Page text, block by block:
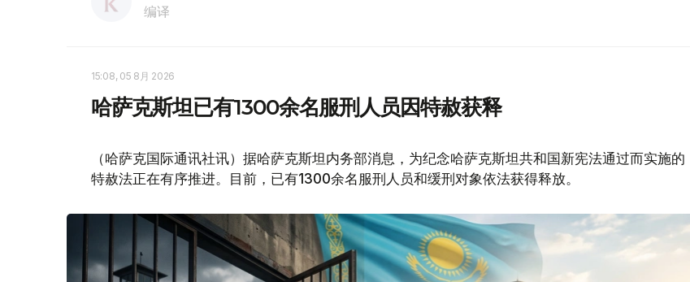
编译
15:08, 05 8月 2026
哈萨克斯坦已有1300余名服刑人员因特赦获释
（哈萨克国际通讯社讯）据哈萨克斯坦内务部消息，为纪念哈萨克斯坦共和国新宪法通过而实施的
特赦法正在有序推进。目前，已有1300余名服刑人员和缓刑对象依法获得释放。